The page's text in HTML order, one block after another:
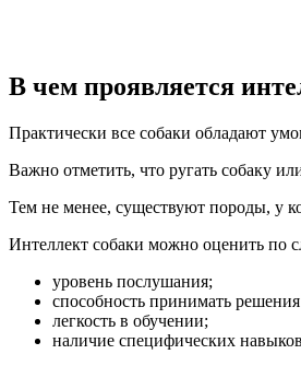
В чем проявляется
Практически все собаки обладают
Важно отметить, что ругать собаку
Тем не менее, существуют породы, у
Интеллект собаки можно оценить по
уровень послушания;
способность принимать
легкость в обучении;
наличие специфических